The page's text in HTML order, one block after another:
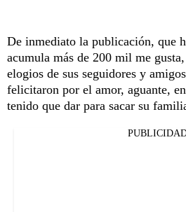
De inmediato la publicación, que
acumula más de 200 mil me
elogios de sus seguidores y
felicitaron por el amor, aguante,
tenido que dar para sacar su